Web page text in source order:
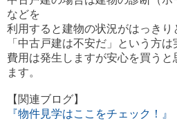
などを
利用すると建物の状況がはっきり
「中古戸建は不安だ」という方は
費用は発生しますが安心を買う
ます。
【関連ブログ】
『物件見学はここをチェック！』